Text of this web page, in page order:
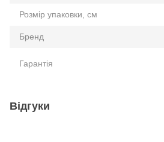
Розмір упаковки, см
Бренд
Гарантiя
Відгуки